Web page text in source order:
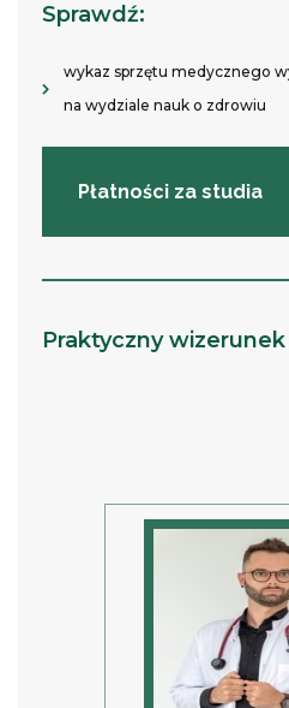
Sprawdź:
wykaz sprzętu medycznego
na wydziale nauk o zdrowiu
Płatności za studia
Praktyczny wizerunek